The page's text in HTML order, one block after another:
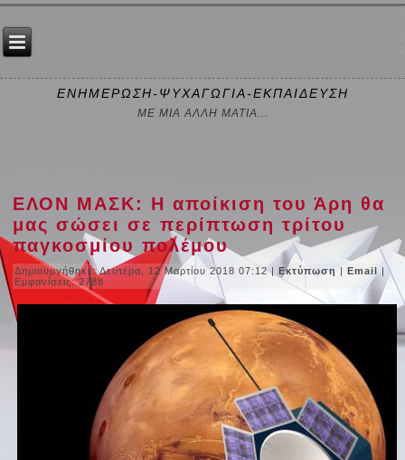
ΕΝΗΜΕΡΩΣΗ-ΨΥΧΑΓΩΓΙΑ-ΕΚΠΑΙΔΕΥΣΗ
ΜΕ ΜΙΑ ΑΛΛΗ ΜΑΤΙΑ...
ΕΛΟΝ ΜΑΣΚ: Η αποίκιση του Άρη θα
μας σώσει σε περίπτωση τρίτου
παγκοσμίου πολέμου
Δημιουργήθηκε: Δευτέρα, 12 Μαρτίου 2018 07:12|Εκτύπωση |Email |
Εμφανίσεις: 2788